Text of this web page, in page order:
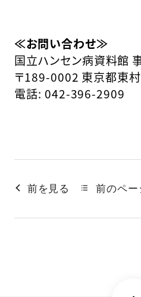
≪お問い合わせ≫
国立ハンセン病資料館
〒189-0002 東京都東
電話: 042-396-2909
前を見る 前のペー